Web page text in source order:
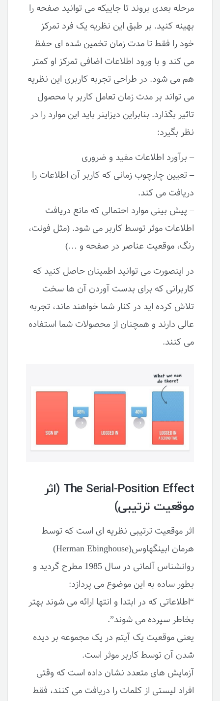
مرحله بعدی بروند تا جاییکه می توانید صفحه را
بهینه کنید. بر طبق این نظریه یک فرد تمرکز
خود را فقط تا مدت زمان تخمین شده ای حفظ
می کند و با ورود اطلاعات اضافی تمرکز او کمتر
هم می شود. در طراحی تجربه کاربری این نظریه
می تواند بر مدت زمان تعامل کاربر با محصول
تاثیر بگذارد. بنابراین دیزاینر باید این موارد را در
نظر بگیرد:
– برآورد اطلاعات مفید و ضروری
– تعیین چارچوب زمانی که کاربر آن اطلاعات را
دریافت می کند.
– پیش بینی موارد احتمالی که مانع دریافت
اطلاعات موثر توسط کاربر می شود. (مثل فونت،
رنگ، موقعیت عناصر در صفحه و …)
در اینصورت می توانید اطمینان حاصل کنید که
کاربرانی که برای بدست آوردن آن ها سخت
تلاش کرده اید در کنار شما خواهند ماند، تجربه
عالی دارند و همچنان از محصولات شما استفاده
می کنند.
The Serial-Position Effect (اثر
موقعیت ترتیبی)
اثر موقعیت ترتیبی نظریه ای است که توسط
هرمان ابینگهاوس(Herman Ebinghouse)
روانشناس آلمانی در سال 1985 مطرح گردید و
بطور ساده به این موضوع می پردازد:
“اطلاعاتی که در ابتدا و انتها ارائه می شوند بهتر
بخاطر سپرده می شوند”.
یعنی موقعیت یک آیتم در یک مجموعه بر دیده
شدن آن توسط کاربر موثر است.
آزمایش های متعدد نشان داده است که وقتی
افراد لیستی از کلمات را دریافت می کنند، فقط